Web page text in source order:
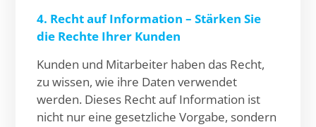
4. Recht auf Information – Stärken Sie
die Rechte Ihrer Kunden
Kunden und Mitarbeiter haben das Recht,
zu wissen, wie ihre Daten verwendet
werden. Dieses Recht auf Information ist
nicht nur eine gesetzliche Vorgabe, sondern